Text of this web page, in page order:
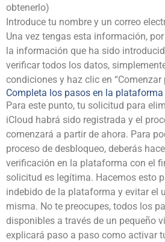
obtenerlo)
Introduce tu nombre y un correo
Una vez tengas esta información,
la información que ha sido
verificar todos los datos,
condiciones y haz clic en “Comenzar
Completa los pasos en la plataforma
Para este punto, tu solicitud para
iCloud habrá sido registrada y el
comenzará a partir de ahora. Para
proceso de desbloqueo, deberás
verificación en la plataforma con el
solicitud es legítima. Hacemos esto
indebido de la plataforma y evitar el
misma. No te preocupes, todos los
disponibles a través de un pequeño
explicará paso a paso como activar